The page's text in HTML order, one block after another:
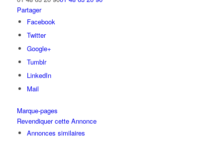
Partager
Facebook
Twitter
Google+
Tumblr
LinkedIn
Mail
Marque-pages
Revendiquer cette Annonce
Annonces similaires